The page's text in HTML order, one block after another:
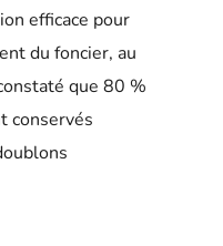
efficace pour
du foncier, au
que 80 %
conservés